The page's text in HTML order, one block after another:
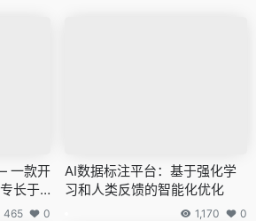
一款开
长于
的JS
465 0
AI数据标注平台：基于强化学
习和人类反馈的智能化优化
1,170 0